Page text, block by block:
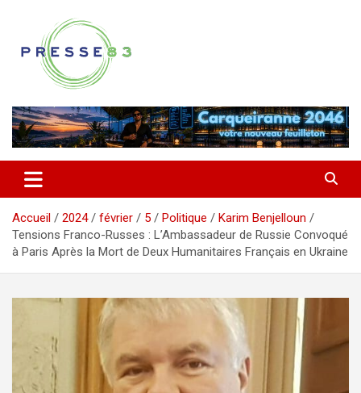
contenu
Presse 83
Accueil 2024 février 5 Politique
Karim Benjelloun
Tensions Franco-Russes : L’Ambassadeur de Russie Convoqué
à Paris Après la Mort de Deux Humanitaires Français en Ukraine